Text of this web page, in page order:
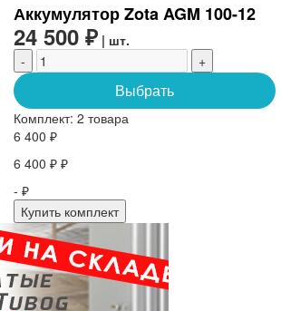
Аккумулятор Zota AGM 100-12
24 500 ₽ | шт.
-
+
Выбрать
Комплект: 2 товара
6 400 ₽
6 400 ₽ ₽
- ₽
Купить комплект